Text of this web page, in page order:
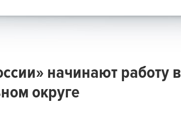
начинают работу в
округе